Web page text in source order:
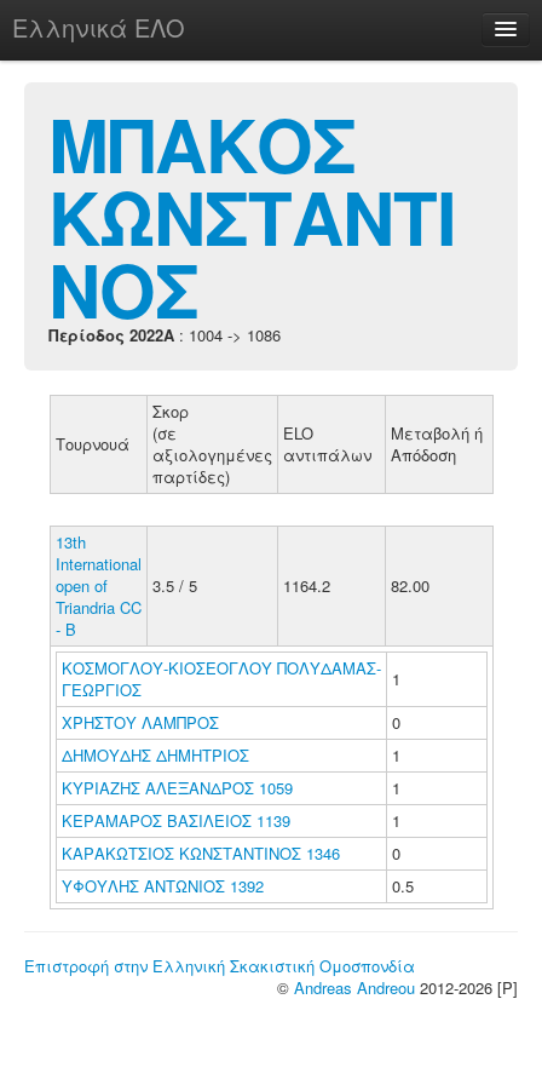
Ελληνικά ΕΛΟ
chesstu.be @ discord
Login
ΜΠΑΚΟΣ
ΚΩΝΣΤΑΝΤΙ
ΝΟΣ
Περίοδος 2022A : 1004 -> 1086
Τουρνουά
Σκορ
(σε
αξιολογημένες
παρτίδες)
ELO
αντιπάλων
Μεταβολή ή
Απόδοση
13th
International
open of
Triandria CC
- B
3.5 / 5 1164.2 82.00
ΚΟΣΜΟΓΛΟΥ-ΚΙΟΣΕΟΓΛΟΥ ΠΟΛΥΔΑΜΑΣ-
ΓΕΩΡΓΙΟΣ
1
ΧΡΗΣΤΟΥ ΛΑΜΠΡΟΣ
0
ΔΗΜΟΥΔΗΣ ΔΗΜΗΤΡΙΟΣ
1
ΚΥΡΙΑΖΗΣ ΑΛΕΞΑΝΔΡΟΣ 1059
1
ΚΕΡΑΜΑΡΟΣ ΒΑΣΙΛΕΙΟΣ 1139
1
ΚΑΡΑΚΩΤΣΙΟΣ ΚΩΝΣΤΑΝΤΙΝΟΣ 1346
0
ΥΦΟΥΛΗΣ ΑΝΤΩΝΙΟΣ 1392
0.5
Επιστροφή στην Ελληνική Σκακιστική Ομοσπονδία
© Andreas Andreou 2012-2026 [P]